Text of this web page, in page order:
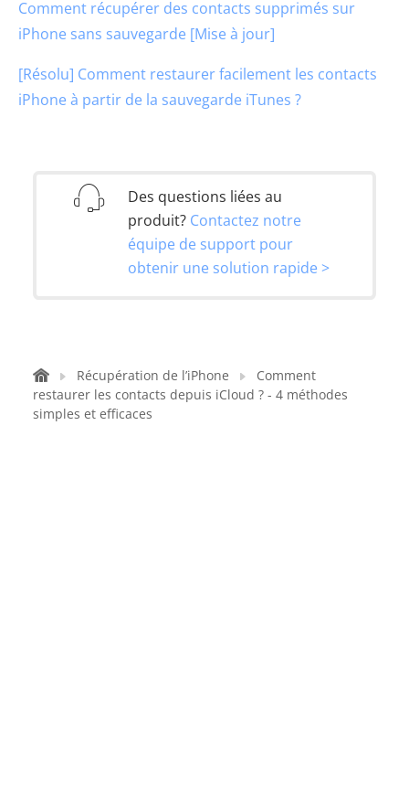
Comment récupérer des contacts supprimés sur
iPhone sans sauvegarde [Mise à jour]
[Résolu] Comment restaurer facilement les contacts
iPhone à partir de la sauvegarde iTunes ?
Des questions liées au
produit? Contactez notre
équipe de support pour
obtenir une solution rapide >
Récupération de l’iPhone
Comment
restaurer les contacts depuis iCloud ? - 4 méthodes
simples et efficaces